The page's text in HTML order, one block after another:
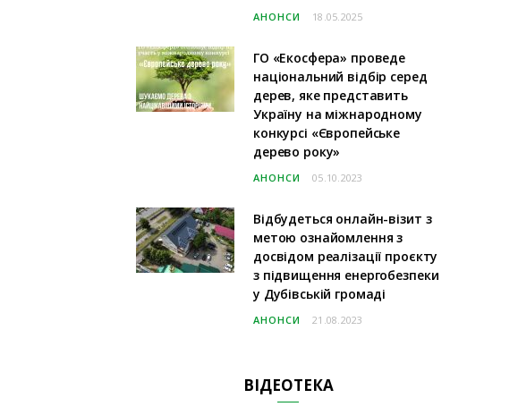
АНОНСИ 18.05.2025
ГО «Екосфера» проведе
національний відбір серед
дерев, яке представить
Україну на міжнародному
конкурсі «Європейське
дерево року»
АНОНСИ 05.10.2023
Відбудеться онлайн-візит з
метою ознайомлення з
досвідом реалізації проєкту
з підвищення енергобезпеки
у Дубівській громаді
АНОНСИ 21.08.2023
ВІДЕОТЕКА